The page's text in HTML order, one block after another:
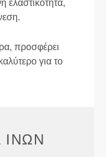
ελαστικότητα,
προσφέρει
για το
ΙΝΏΝ